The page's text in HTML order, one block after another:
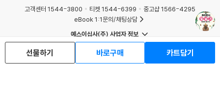
선물하기 바로구매 카트담기
고객센터 1544-3800 티켓 1544-6399
중고샵 1566-4295
eBook 1:1문의/채팅상담
예스이십사(주) 사업자 정보
이용약관
개인정보처리방침
청소년보호정책
회사소개
거래처관계자께